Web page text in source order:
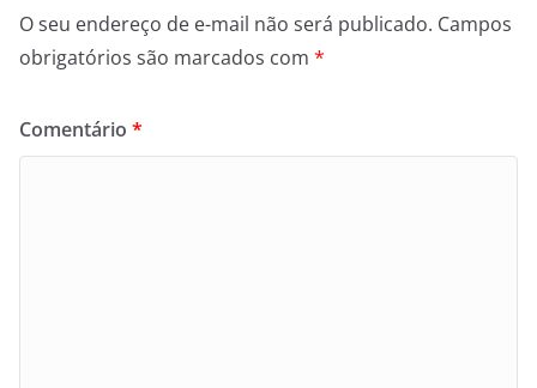
O seu endereço de e-mail não será publicado. Campos
obrigatórios são marcados com *
Comentário *